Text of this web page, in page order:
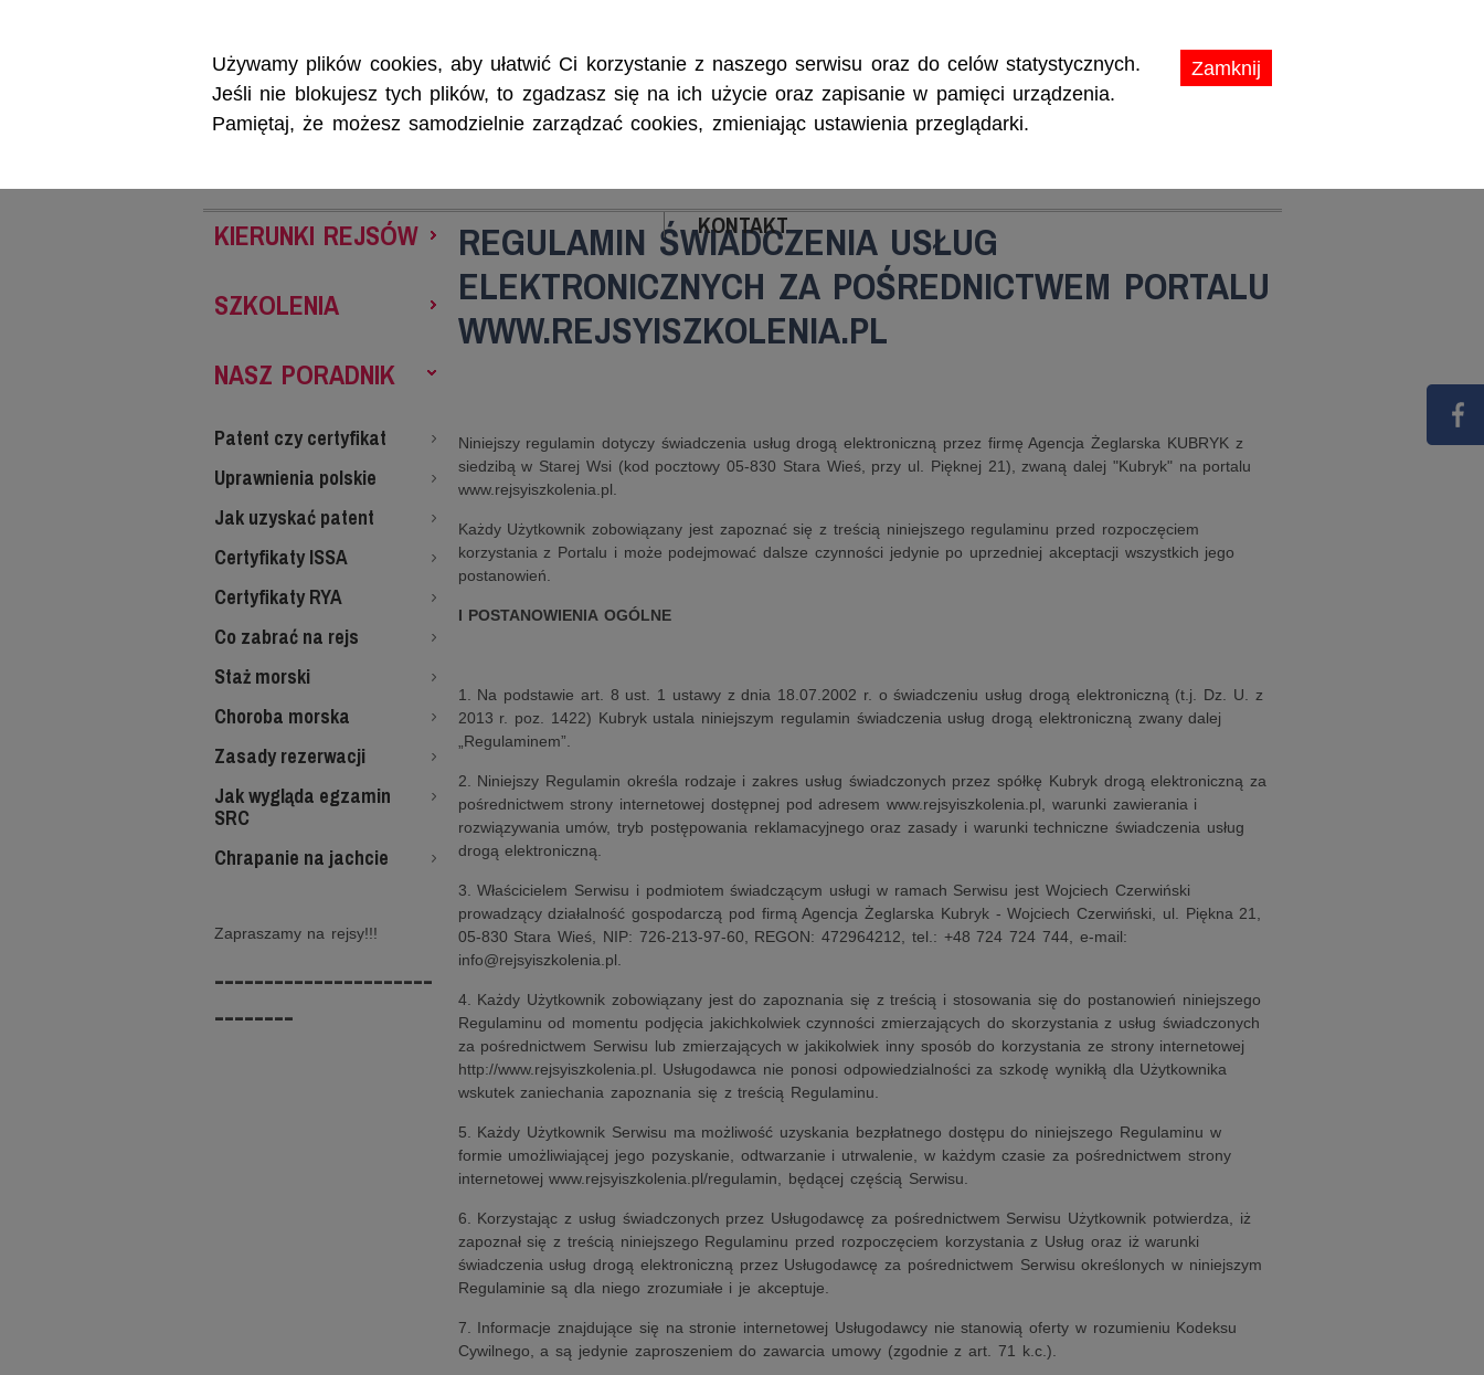
Zamknij
Używamy plików cookies, aby ułatwić Ci korzystanie z naszego serwisu oraz do celów statystycznych.
Jeśli nie blokujesz tych plików, to zgadzasz się na ich użycie oraz zapisanie w pamięci urządzenia.
Pamiętaj, że możesz samodzielnie zarządzać cookies, zmieniając ustawienia przeglądarki.
KONTAKT
Rejsy morskie i śródlądowe, szkolenia żeglarskie, patenty i certyfikaty.
REGULAMIN ŚWIADCZENIA USŁUG
ELEKTRONICZNYCH ZA POŚREDNICTWEM PORTALU
WWW.REJSYISZKOLENIA.PL
Niniejszy regulamin dotyczy świadczenia usług drogą elektroniczną przez firmę Agencja Żeglarska KUBRYK z
siedzibą w Starej Wsi (kod pocztowy 05-830 Stara Wieś, przy ul. Pięknej 21), zwaną dalej "Kubryk" na portalu
www.rejsyiszkolenia.pl.
Każdy Użytkownik zobowiązany jest zapoznać się z treścią niniejszego regulaminu przed rozpoczęciem
korzystania z Portalu i może podejmować dalsze czynności jedynie po uprzedniej akceptacji wszystkich jego
postanowień.
I POSTANOWIENIA OGÓLNE
1. Na podstawie art. 8 ust. 1 ustawy z dnia 18.07.2002 r. o świadczeniu usług drogą elektroniczną (t.j. Dz. U. z
2013 r. poz. 1422) Kubryk ustala niniejszym regulamin świadczenia usług drogą elektroniczną zwany dalej
„Regulaminem”.
2. Niniejszy Regulamin określa rodzaje i zakres usług świadczonych przez spółkę Kubryk drogą elektroniczną za
pośrednictwem strony internetowej dostępnej pod adresem www.rejsyiszkolenia.pl, warunki zawierania i
rozwiązywania umów, tryb postępowania reklamacyjnego oraz zasady i warunki techniczne świadczenia usług
drogą elektroniczną.
3. Właścicielem Serwisu i podmiotem świadczącym usługi w ramach Serwisu jest Wojciech Czerwiński
prowadzący działalność gospodarczą pod firmą Agencja Żeglarska Kubryk - Wojciech Czerwiński, ul. Piękna 21,
05-830 Stara Wieś, NIP: 726-213-97-60, REGON: 472964212, tel.: +48 724 724 744, e-mail:
info@rejsyiszkolenia.pl.
4. Każdy Użytkownik zobowiązany jest do zapoznania się z treścią i stosowania się do postanowień niniejszego
Regulaminu od momentu podjęcia jakichkolwiek czynności zmierzających do skorzystania z usług świadczonych
za pośrednictwem Serwisu lub zmierzających w jakikolwiek inny sposób do korzystania ze strony internetowej
http://www.rejsyiszkolenia.pl. Usługodawca nie ponosi odpowiedzialności za szkodę wynikłą dla Użytkownika
wskutek zaniechania zapoznania się z treścią Regulaminu.
5. Każdy Użytkownik Serwisu ma możliwość uzyskania bezpłatnego dostępu do niniejszego Regulaminu w
formie umożliwiającej jego pozyskanie, odtwarzanie i utrwalenie, w każdym czasie za pośrednictwem strony
internetowej www.rejsyiszkolenia.pl/regulamin, będącej częścią Serwisu.
6. Korzystając z usług świadczonych przez Usługodawcę za pośrednictwem Serwisu Użytkownik potwierdza, iż
zapoznał się z treścią niniejszego Regulaminu przed rozpoczęciem korzystania z Usług oraz iż warunki
świadczenia usług drogą elektroniczną przez Usługodawcę za pośrednictwem Serwisu określonych w niniejszym
Regulaminie są dla niego zrozumiałe i je akceptuje.
7. Informacje znajdujące się na stronie internetowej Usługodawcy nie stanowią oferty w rozumieniu Kodeksu
Cywilnego, a są jedynie zaproszeniem do zawarcia umowy (zgodnie z art. 71 k.c.).
KIERUNKI REJSÓW
SZKOLENIA
NASZ PORADNIK
Patent czy certyfikat
Uprawnienia polskie
Jak uzyskać patent
Certyfikaty ISSA
Certyfikaty RYA
Co zabrać na rejs
Staż morski
Choroba morska
Zasady rezerwacji
Jak wygląda egzamin
SRC
Chrapanie na jachcie
Zapraszamy na rejsy!!!
----------------------
--------